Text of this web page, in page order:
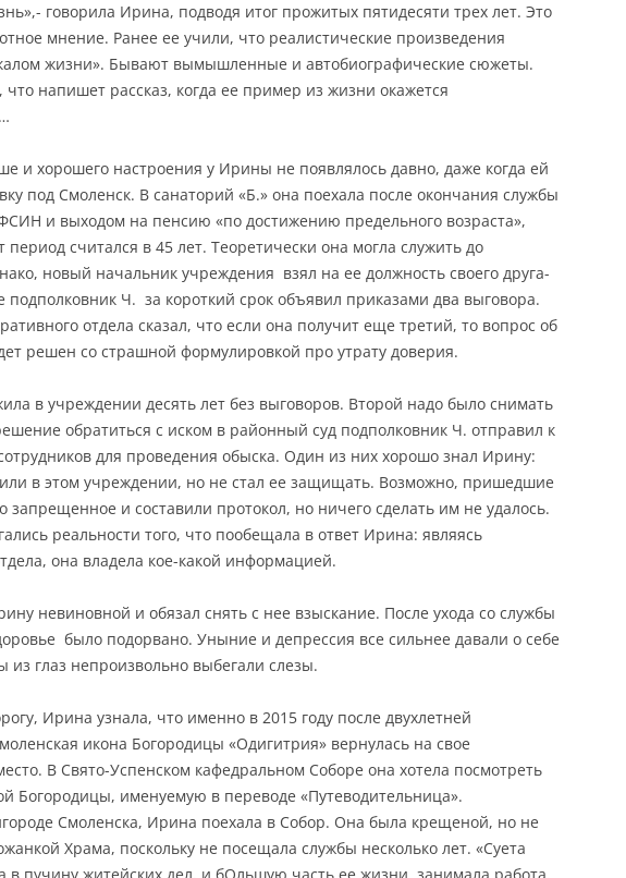
говорила Ирина, подводя итог прожитых пятидесяти трех лет. Это
мнение. Ранее ее учили, что реалистические произведения
жизни». Бывают вымышленные и автобиографические сюжеты.
напишет рассказ, когда ее пример из жизни окажется
и хорошего настроения у Ирины не появлялось давно, даже когда ей
под Смоленск. В санаторий «Б.» она поехала после окончания службы
и выходом на пенсию «по достижению предельного возраста»,
период считался в 45 лет. Теоретически она могла служить до
новый начальник учреждения взял на ее должность своего друга-
подполковник Ч. за короткий срок объявил приказами два выговора.
отдела сказал, что если она получит еще третий, то вопрос об
решен со страшной формулировкой про утрату доверия.
в учреждении десять лет без выговоров. Второй надо было снимать
обратиться с иском в районный суд подполковник Ч. отправил к
для проведения обыска. Один из них хорошо знал Ирину:
в этом учреждении, но не стал ее защищать. Возможно, пришедшие
запрещенное и составили протокол, но ничего сделать им не удалось.
реальности того, что пообещала в ответ Ирина: являясь
она владела кое-какой информацией.
невиновной и обязал снять с нее взыскание. После ухода со службы
было подорвано. Уныние и депрессия все сильнее давали о себе
из глаз непроизвольно выбегали слезы.
Ирина узнала, что именно в 2015 году после двухлетней
икона Богородицы «Одигитрия» вернулась на свое
В Свято-Успенском кафедральном Соборе она хотела посмотреть
Богородицы, именуемую в переводе «Путеводительница».
Смоленска, Ирина поехала в Собор. Она была крещеной, но не
Храма, поскольку не посещала службы несколько лет. «Суета